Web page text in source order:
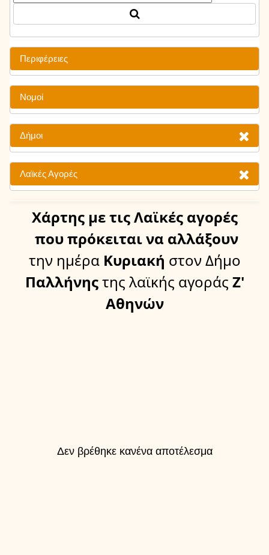
Περιφέρειες
Νομοί
Δήμοι
Λαϊκές Αγορές
Χάρτης με τις Λαϊκές αγορές
που πρόκειται να αλλάξουν
την ημέραΚυριακή στον Δήμο
Παλλήνηςτης λαϊκής αγοράς Ζ'
Αθηνών
Δεν βρέθηκε κανένα αποτέλεσμα